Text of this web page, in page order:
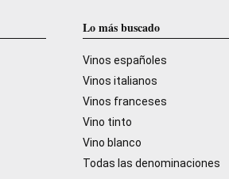
Lo más buscado
Vinos españoles
Vinos italianos
Vinos franceses
Vino tinto
Vino blanco
Todas las denominaciones